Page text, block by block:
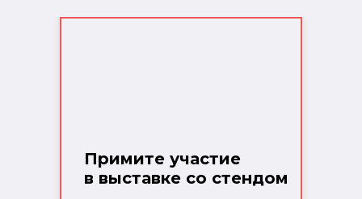
Примите участие
в выставке со стендом